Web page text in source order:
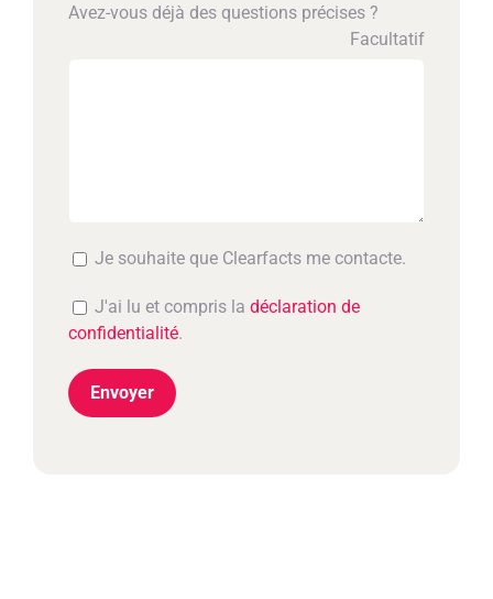
Avez-vous déjà des questions précises ?
Facultatif
Je souhaite que Clearfacts me contacte.
J'ai lu et compris la déclaration de
confidentialité.